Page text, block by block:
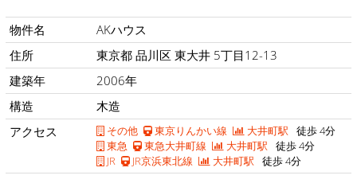
物件名
AKハウス
住所
東京都 品川区 東大井 5丁目12-13
建築年
2006年
構造
木造
アクセス
その他 東京りんかい線 大井町駅 徒歩 4分
東急
東急大井町線 大井町駅 徒歩 4分
JR
JR京浜東北線 大井町駅 徒歩 4分